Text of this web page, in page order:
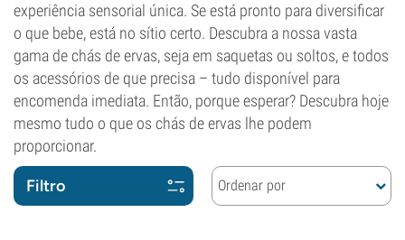
experiência sensorial única. Se está pronto para diversificar
o que bebe, está no sítio certo. Descubra a nossa vasta
gama de chás de ervas, seja em saquetas ou soltos, e todos
os acessórios de que precisa – tudo disponível para
encomenda imediata. Então, porque esperar? Descubra hoje
mesmo tudo o que os chás de ervas lhe podem
proporcionar.
Filtro Ordenar por